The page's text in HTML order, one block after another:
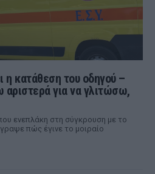
η κατάθεση του οδηγού –
αριστερά για να γλιτώσω,
ενεπλάκη στη σύγκρουση με το
πώς έγινε το μοιραίο